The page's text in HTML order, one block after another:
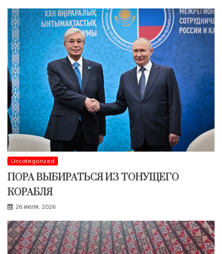
Uncategorized
ПОРА ВЫБИРАТЬСЯ ИЗ ТОНУЩЕГО
КОРАБЛЯ
26 июля, 2026